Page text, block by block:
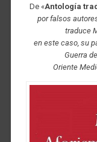
De «Antología
por falsos
traduce
en este caso, su
Guerra
Oriente